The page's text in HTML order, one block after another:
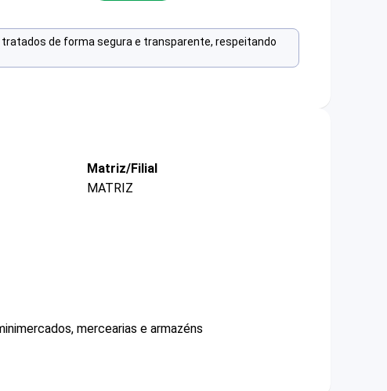
de forma segura e transparente, respeitando
Matriz/Filial
MATRIZ
mercearias e armazéns